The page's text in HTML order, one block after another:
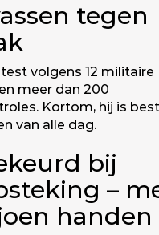
tegen
volgens 12 militaire
meer dan 200
Kortom, hij is
van alle dag.
bij
–
handen